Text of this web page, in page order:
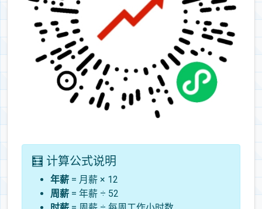
🧮 计算公式说明
年薪 = 月薪 × 12
周薪 = 年薪 ÷ 52